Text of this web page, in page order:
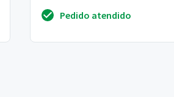
reconhecimento das usb.
Pedido atendido